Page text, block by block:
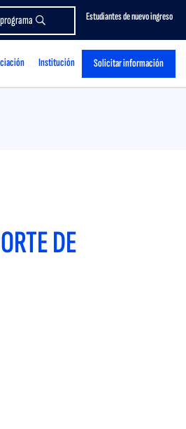
Estudiantes de nuevo ingreso
Institución Solicitar información
DE